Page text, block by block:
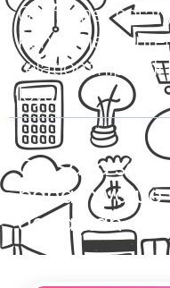
Customer
konsumsi
relationship
loyal
Ok, Saya
paham value
dapatkan